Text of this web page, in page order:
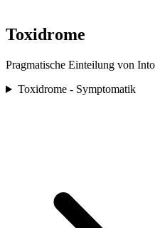
Toxidrome
Pragmatische Einteilung von
Toxidrome - Symptomatik